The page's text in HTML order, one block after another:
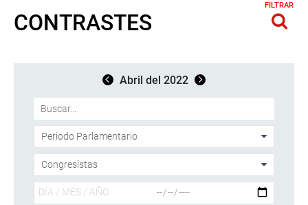
CONTRASTES
FILTRAR
Abril del 2022